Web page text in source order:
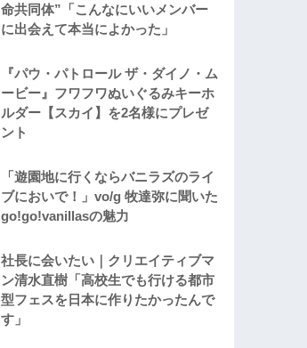
命共同体”「こんなにいいメンバー
に出会えて本当によかった」
『パウ・パトロール ザ・ダイノ・ム
ービー』フワフワぬいぐるみキーホ
ルダー【スカイ】を2名様にプレゼ
ント
「遊園地に行くならバニラズのライ
ブにおいで！」vo/g 牧達弥に聞いた
go!go!vanillasの魅力
社長に会いたい｜クリエイティブマ
ン清水直樹「高校生でも行ける都市
型フェスを日本に作りたかったんで
す」